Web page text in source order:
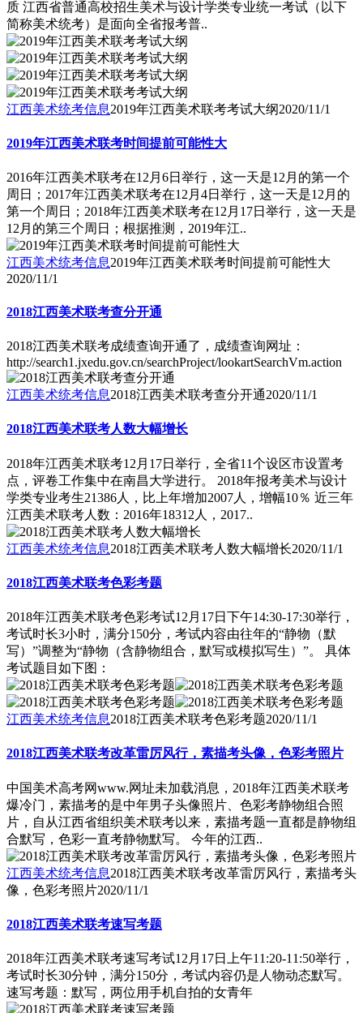
质 江西省普通高校招生美术与设计学类专业统一考试（以下
简称美术统考）是面向全省报考普..
江西美术统考信息2019年江西美术联考考试大纲2020/11/1
2019年江西美术联考时间提前可能性大
2016年江西美术联考在12月6日举行，这一天是12月的第一个
周日；2017年江西美术联考在12月4日举行，这一天是12月的
第一个周日；2018年江西美术联考在12月17日举行，这一天是
12月的第三个周日；根据推测，2019年江..
江西美术统考信息2019年江西美术联考时间提前可能性大
2020/11/1
2018江西美术联考查分开通
2018江西美术联考成绩查询开通了，成绩查询网址：
http://search1.jxedu.gov.cn/searchProject/lookartSearchVm.action
江西美术统考信息2018江西美术联考查分开通2020/11/1
2018江西美术联考人数大幅增长
2018年江西美术联考12月17日举行，全省11个设区市设置考
点，评卷工作集中在南昌大学进行。 2018年报考美术与设计
学类专业考生21386人，比上年增加2007人，增幅10％ 近三年
江西美术联考人数：2016年18312人，2017..
江西美术统考信息2018江西美术联考人数大幅增长2020/11/1
2018江西美术联考色彩考题
2018年江西美术联考色彩考试12月17日下午14:30-17:30举行，
考试时长3小时，满分150分，考试内容由往年的“静物（默
写）”调整为“静物（含静物组合，默写或模拟写生）”。 具体
考试题目如下图：
江西美术统考信息2018江西美术联考色彩考题2020/11/1
2018江西美术联考改革雷厉风行，素描考头像，色彩考照片
中国美术高考网www.网址未加载消息，2018年江西美术联考
爆冷门，素描考的是中年男子头像照片、色彩考静物组合照
片，自从江西省组织美术联考以来，素描考题一直都是静物组
合默写，色彩一直考静物默写。 今年的江西..
江西美术统考信息2018江西美术联考改革雷厉风行，素描考头
像，色彩考照片2020/11/1
2018江西美术联考速写考题
2018年江西美术联考速写考试12月17日上午11:20-11:50举行，
考试时长30分钟，满分150分，考试内容仍是人物动态默写。
速写考题：默写，两位用手机自拍的女青年